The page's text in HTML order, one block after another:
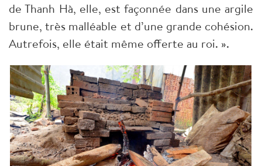
de Thanh Hà, elle, est façonnée dans une argile
brune, très malléable et d’une grande cohésion.
Autrefois, elle était même offerte au roi. ».